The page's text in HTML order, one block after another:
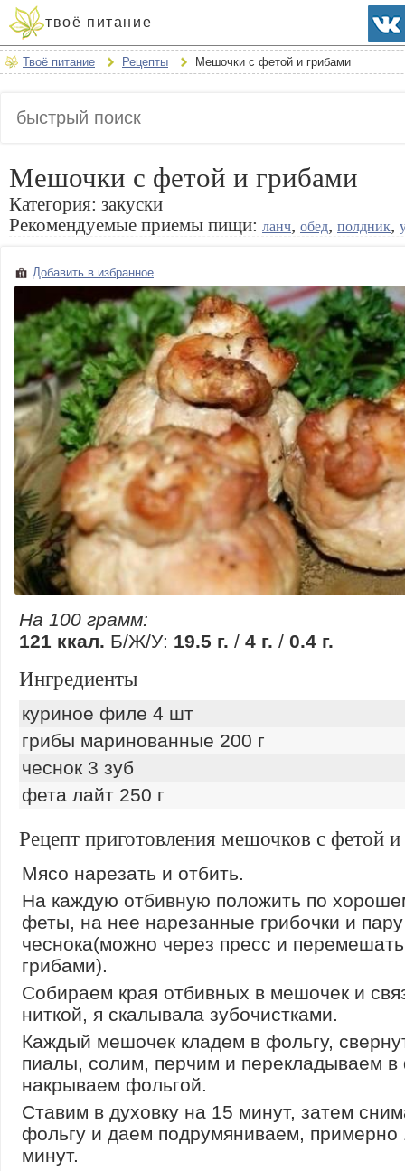
твоё питание
Твоё питание Рецепты Мешочки с фетой и грибами
Мешочки с фетой и грибами
Категория: закуски
Рекомендуемые приемы пищи: ланч, обед, полдник,
Добавить в избранное
На 100 грамм:
121 ккал. Б/Ж/У: 19.5 г. / 4 г. / 0.4 г.
Ингредиенты
куриное филе 4 шт
грибы маринованные 200 г
чеснок 3 зуб
фета лайт 250 г
Рецепт приготовления мешочков с фетой
Мясо нарезать и отбить.
На каждую отбивную положить по
феты, на нее нарезанные грибочки и
чеснока(можно через пресс и
грибами).
Собираем края отбивных в мешочек и
ниткой, я скалывала зубочистками.
Каждый мешочек кладем в фольгу,
пиалы, солим, перчим и перекладываем
накрываем фольгой.
Ставим в духовку на 15 минут, затем
фольгу и даем подрумяниваем, примерно
минут.